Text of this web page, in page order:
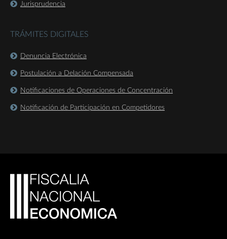
Jurisprudencia
TRÁMITES DIGITALES
Denuncia Electrónica
Postulación a Delación Compensada
Notificaciones de Operaciones de Concentración
Notificación de Participación en Competidores